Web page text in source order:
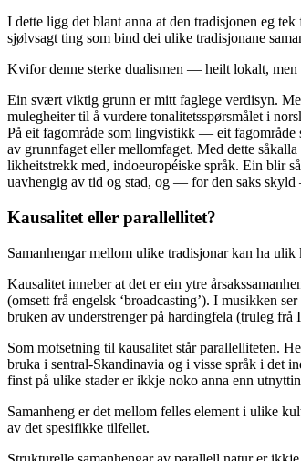
I dette ligg det blant anna at den tradisjonen eg
sjølvsagt ting som bind dei ulike tradisjonane
Kvifor denne sterke dualismen — heilt lokalt, men
Ein svært viktig grunn er mitt faglege verdisyn.
mulegheiter til å vurdere tonalitetsspørsmålet i
På eit fagområde som lingvistikk — eit fagområde
av grunnfaget eller mellomfaget. Med dette
likheitstrekk med, indoeuropéiske språk. Ein blir
uavhengig av tid og stad, og — for den saks
Kausalitet eller parallellitet?
Samanhengar mellom ulike tradisjonar kan ha ulik
Kausalitet inneber at det er ein ytre
(omsett frå engelsk ‘broadcasting’). I musikken
bruken av understrenger på hardingfela (truleg
Som motsetning til kausalitet står parallelliteten.
bruka i sentral-Skandinavia og i visse språk i det
finst på ulike stader er ikkje noko anna enn
Samanheng er det mellom felles element i ulike
av det spesifikke tilfellet.